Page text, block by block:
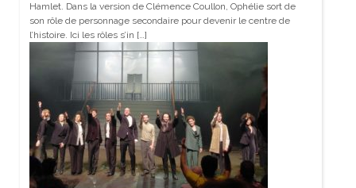
Hamlet. Dans la version de Clémence Coullon, Ophélie sort de
son rôle de personnage secondaire pour devenir le centre de
l’histoire. Ici les rôles s’in […]